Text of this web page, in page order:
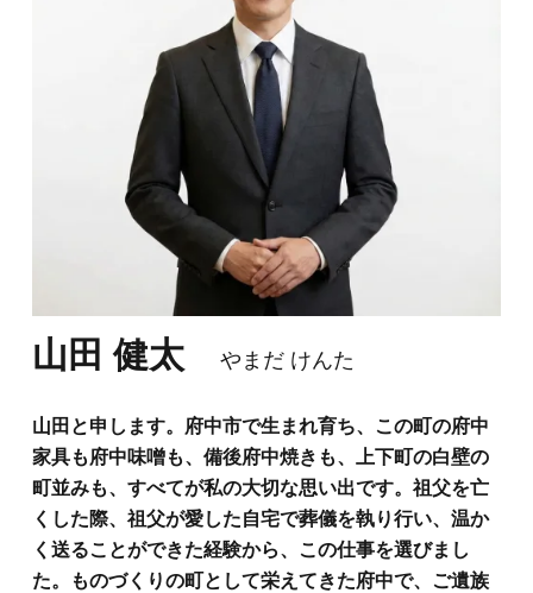
山田 健太 やまだ けんた
山田と申します。府中市で生まれ育ち、この町の府中
家具も府中味噌も、備後府中焼きも、上下町の白壁の
町並みも、すべてが私の大切な思い出です。祖父を亡
くした際、祖父が愛した自宅で葬儀を執り行い、温か
く送ることができた経験から、この仕事を選びまし
た。ものづくりの町として栄えてきた府中で、ご遺族